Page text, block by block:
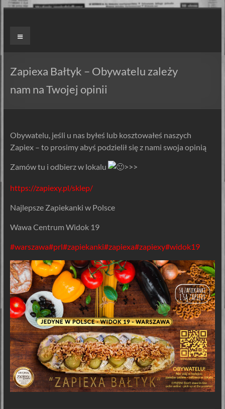
Skip
ZAPIEXY
–
SMAK
PRL`U
ORYGINALNE!
Są
Zapiekanki
są
Menu
Zapiexa Bałtyk – Obywatelu zależy
nam na Twojej opinii
Obywatelu, jeśli u nas byłeś lub kosztowałeś naszych
Zapiex – to prosimy abyś podzielił się z nami swoja opinią
Zamów tu i odbierz w lokalu >>>
https://zapiexy.pl/sklep/
Najlepsze Zapiekanki w Polsce
Wawa Centrum Widok 19
#warszawa#prl#zapiekanki#zapiexa#zapiexy#widok19